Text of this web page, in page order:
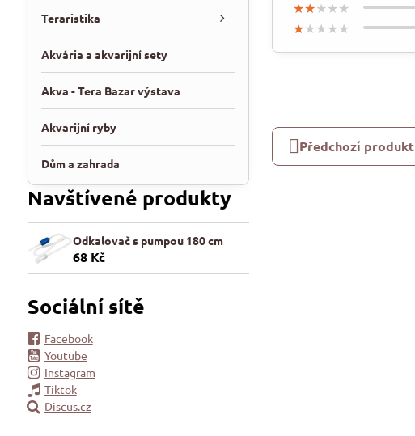
★★★★★
★★★★★
★★★★★
★★★★★
★★★★★
★★★★★
Předchozí produkt
Teraristika
Akvária a akvarijní sety
Akva - Tera Bazar výstava
Akvarijní ryby
Dům a zahrada
Navštívené produkty
Odkalovač s pumpou 180 cm
68 Kč
Sociální sítě
Facebook
Youtube
Instagram
Tiktok
Discus.cz